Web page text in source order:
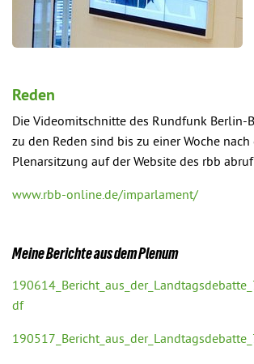
Reden
Die Videomitschnitte des Rundfunk Berlin-
zu den Reden sind bis zu einer Woche
Plenarsitzung auf der Website des rbb
www.rbb-online.de/imparlament/
Meine Berichte aus dem Plenum
df